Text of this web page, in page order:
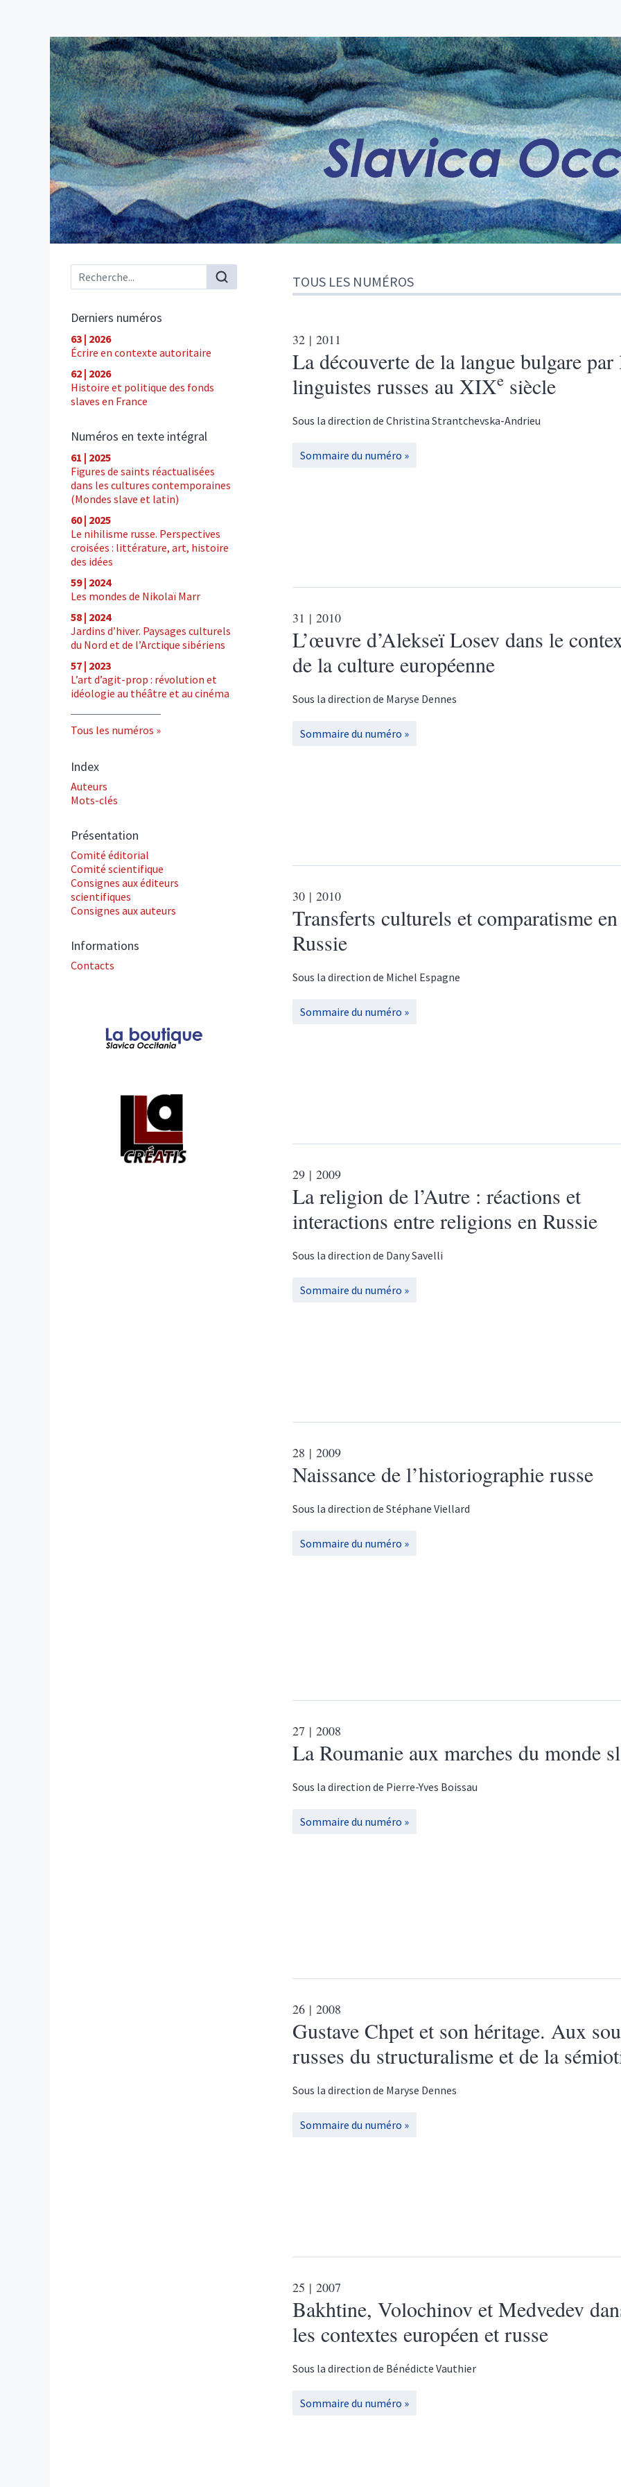
Menu principal
Derniers numéros
63 | 2026
Écrire en contexte autoritaire
62 | 2026
Histoire et politique des fonds
slaves en France
Numéros en texte intégral
61 | 2025
Figures de saints réactualisées
dans les cultures contemporaines
(Mondes slave et latin)
60 | 2025
Le nihilisme russe. Perspectives
croisées : littérature, art, histoire
des idées
59 | 2024
Les mondes de Nikolaï Marr
58 | 2024
Jardins d’hiver. Paysages culturels
du Nord et de l’Arctique sibériens
57 | 2023
L’art d’agit-prop : révolution et
idéologie au théâtre et au cinéma
Tous les numéros
Index
Auteurs
Mots-clés
Présentation
Comité éditorial
Comité scientifique
Consignes aux éditeurs
scientifiques
Consignes aux auteurs
Informations
Contacts
TOUS LES NUMÉROS
32 | 2011
La découverte de la langue bulgare par
linguistes russes au XIXe siècle
Sous la direction de Christina Strantchevska-Andrieu
Sommaire du numéro
31 | 2010
L’œuvre d’Alekseï Losev dans le
de la culture européenne
Sous la direction de Maryse Dennes
Sommaire du numéro
30 | 2010
Transferts culturels et comparatisme en
Russie
Sous la direction de Michel Espagne
Sommaire du numéro
29 | 2009
La religion de l’Autre : réactions et
interactions entre religions en Russie
Sous la direction de DanySavelli
Sommaire du numéro
28 | 2009
Naissance de l’historiographie russe
Sous la direction de Stéphane Viellard
Sommaire du numéro
27 | 2008
La Roumanie aux marches du monde
Sous la direction de Pierre-Yves Boissau
Sommaire du numéro
26 | 2008
Gustave Chpet et son héritage. Aux
russes du structuralisme et de la
Sous la direction de Maryse Dennes
Sommaire du numéro
25 | 2007
Bakhtine, Volochinov et Medvedev
les contextes européen et russe
Sous la direction de Bénédicte Vauthier
Sommaire du numéro